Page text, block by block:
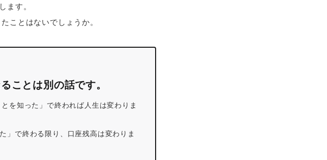
ます。
ことはないでしょうか。
ことは別の話です。
を知った」で終われば人生は変わりま
」で終わる限り、口座残高は変わりま